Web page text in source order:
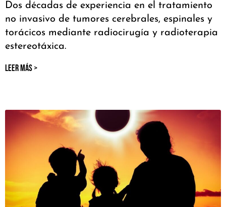
Dos décadas de experiencia en el tratamiento
no invasivo de tumores cerebrales, espinales y
torácicos mediante radiocirugía y radioterapia
estereotáxica.
LEER MÁS >